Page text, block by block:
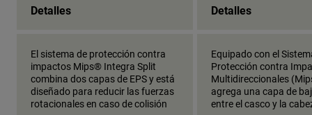
Detalles Detalles
El sistema de protección contra
impactos Mips® Integra Split
combina dos capas de EPS y está
diseñado para reducir las fuerzas
rotacionales en caso de colisión
Equipado con el
Protección contra
Multidireccionales
agrega una capa de
entre el casco y la